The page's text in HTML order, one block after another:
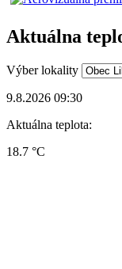
Aktuálna
Výber lokality
9.8.2026 09:30
Aktuálna teplota:
18.7 °C